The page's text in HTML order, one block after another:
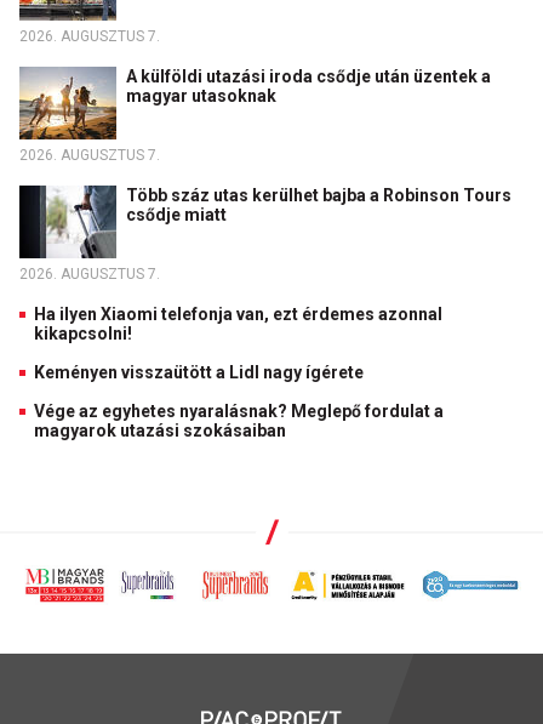
2026. AUGUSZTUS 7.
A külföldi utazási iroda csődje után üzentek a
magyar utasoknak
2026. AUGUSZTUS 7.
Több száz utas kerülhet bajba a Robinson Tours
csődje miatt
2026. AUGUSZTUS 7.
Ha ilyen Xiaomi telefonja van, ezt érdemes azonnal
kikapcsolni!
Keményen visszaütött a Lidl nagy ígérete
Vége az egyhetes nyaralásnak? Meglepő fordulat a
magyarok utazási szokásaiban